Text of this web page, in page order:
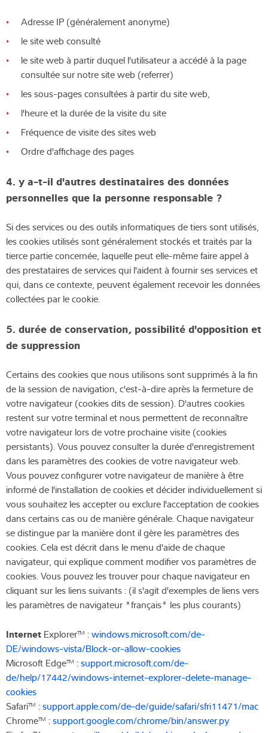
Adresse IP (généralement anonyme)
le site web consulté
le site web à partir duquel l'utilisateur a accédé à la page
consultée sur notre site web (referrer)
les sous-pages consultées à partir du site web,
l'heure et la durée de la visite du site
Fréquence de visite des sites web
Ordre d'affichage des pages
4. y a-t-il d'autres destinataires des données
personnelles que la personne responsable ?
Si des services ou des outils informatiques de tiers sont utilisés,
les cookies utilisés sont généralement stockés et traités par la
tierce partie concernée, laquelle peut elle-même faire appel à
des prestataires de services qui l'aident à fournir ses services et
qui, dans ce contexte, peuvent également recevoir les données
collectées par le cookie.
5. durée de conservation, possibilité d'opposition et
de suppression
Certains des cookies que nous utilisons sont supprimés à la fin
de la session de navigation, c'est-à-dire après la fermeture de
votre navigateur (cookies dits de session). D'autres cookies
restent sur votre terminal et nous permettent de reconnaître
votre navigateur lors de votre prochaine visite (cookies
persistants). Vous pouvez consulter la durée d'enregistrement
dans les paramètres des cookies de votre navigateur web.
Vous pouvez configurer votre navigateur de manière à être
informé de l'installation de cookies et décider individuellement si
vous souhaitez les accepter ou exclure l'acceptation de cookies
dans certains cas ou de manière générale. Chaque navigateur
se distingue par la manière dont il gère les paramètres des
cookies. Cela est décrit dans le menu d'aide de chaque
navigateur, qui explique comment modifier vos paramètres de
cookies. Vous pouvez les trouver pour chaque navigateur en
cliquant sur les liens suivants : (il s'agit d'exemples de liens vers
les paramètres de navigateur "français" les plus courants)
Internet Explorer™ :windows.microsoft.com/de-
DE/windows-vista/Block-or-allow-cookies
Microsoft Edge™ :support.microsoft.com/de-
de/help/17442/windows-internet-explorer-delete-manage-
cookies
Safari™ :support.apple.com/de-de/guide/safari/sfri11471/mac
Chrome™ :support.google.com/chrome/bin/answer.py